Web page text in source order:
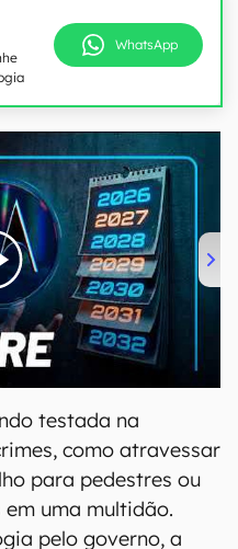
WhatsApp
testada na
como atravessar
para pedestres ou
uma multidão.
pelo governo, a